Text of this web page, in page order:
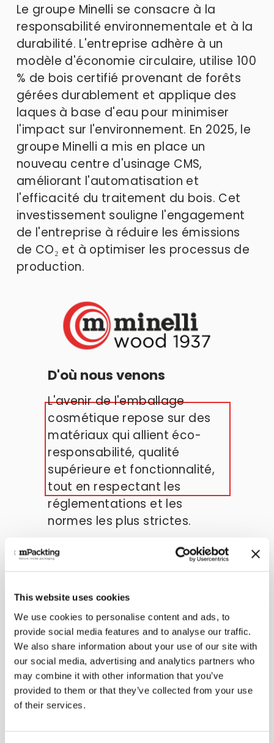
This website uses cookies
We use cookies to personalise content and ads, to
provide social media features and to analyse our traffic.
We also share information about your use of our site with
our social media, advertising and analytics partners who
may combine it with other information that you’ve
provided to them or that they’ve collected from your use
of their services.
Le groupe Minelli se consacre à la
responsabilité environnementale et à la
durabilité. L'entreprise adhère à un
modèle d'économie circulaire, utilise 100
% de bois certifié provenant de forêts
gérées durablement et applique des
laques à base d'eau pour minimiser
l'impact sur l'environnement. En 2025, le
groupe Minelli a mis en place un
nouveau centre d'usinage CMS,
améliorant l'automatisation et
l'efficacité du traitement du bois. Cet
investissement souligne l'engagement
de l'entreprise à réduire les émissions
de CO₂ et à optimiser les processus de
production.
D'où nous venons
L'avenir de l'emballage
cosmétique repose sur des
matériaux qui allient éco-
responsabilité, qualité
supérieure et fonctionnalité,
tout en respectant les
réglementations et les
normes les plus strictes.
en savoir plus sur
minelligroup.com >
Minelli Wood : l'excellence en
matière de composants en bois sur
mesure